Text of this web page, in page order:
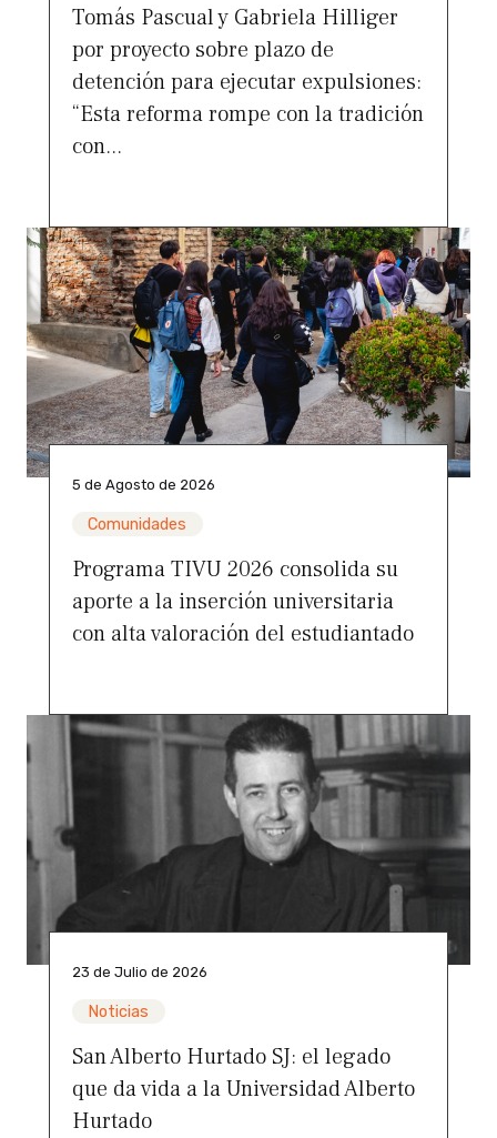
Tomás Pascual y Gabriela Hilliger
por proyecto sobre plazo de
detención para ejecutar expulsiones:
“Esta reforma rompe con la tradición
con...
5 de Agosto de 2026
Comunidades
Programa TIVU 2026 consolida su
aporte a la inserción universitaria
con alta valoración del estudiantado
23 de Julio de 2026
Noticias
San Alberto Hurtado SJ: el legado
que da vida a la Universidad Alberto
Hurtado